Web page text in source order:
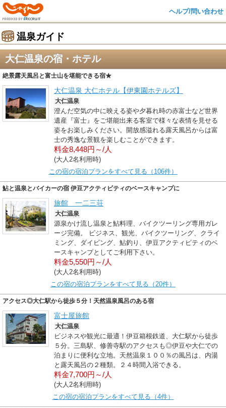
ヘルプ/問い合わせ
温泉ガイド
大仁温泉の宿・ホテル
絶景露天風呂と富士山を堪能できる宿★
大仁温泉 大仁ホテル【伊東園ホテルズ】
大仁温泉
澄んだ空気の中に映える姿や夕暮れ時の赤富士など世界
遺産『富士』をご堪能出来る客室で様々な表情を見せる
姿をお楽しみください。開放感溢れる露天風呂からは富
士の秀逸な景観を楽しむことができます。
料金8,448円～/人
(大人2名利用時)
この宿の宿泊プランをすべて見る（106件）
鮎と温泉とバイカーの宿 伊豆アクティビティのベースキャンプに
旅館 一二三荘
大仁温泉
源泉かけ流し温泉と鮎料理、バイクツーリング専用ガレ
ージ完備。 ビジネス、観光、バイクツーリング、クライ
ミング、ダイビング、鮎釣り、伊豆アクティビティのベ
ースキャンプとしてご利用下さい。
料金5,550円～/人
(大人2名利用時)
この宿の宿泊プランをすべて見る（20件）
アクセス◎大仁駅から徒歩５分！天然温泉風呂のある宿
富士屋旅館
大仁温泉
ビジネスや観光に最適！伊豆箱根鉄道、大仁駅から徒歩
５分。三島駅、修善寺駅のアクセスも◎伊豆や大仁での
泊まりに便利な立地。天然温泉１００％の風呂は、内湯
と露天風呂の２種類。２４時間入浴できる。
料金7,700円～/人
(大人2名利用時)
この宿の宿泊プランをすべて見る（4件）